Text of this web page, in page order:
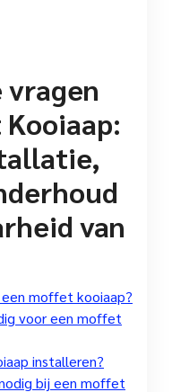
vragen
van
moffet kooiaap?
voor een moffet
installeren?
bij een moffet